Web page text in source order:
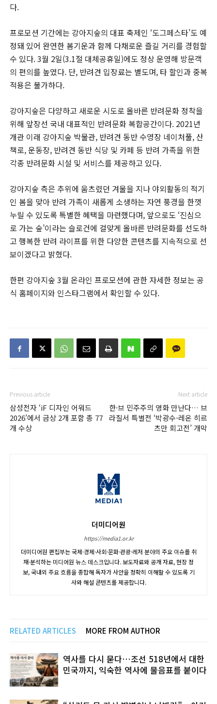
다.
프로모션 기간에는 강아지숲의 대표 축제인 ‘도그페스타’도 예
정돼 있어 완연한 봄기운과 함께 다채로운 즐길 거리를 경험할
수 있다. 3월 2일(3.1절 대체공휴일)에도 정상 운영해 방문객
의 편의를 높였다. 단, 반려견 입장료는 별도며, 타 할인과 중복
적용은 불가하다.
강아지숲은 다양하고 새로운 시도로 올바른 반려문화 정착을
위해 앞장선 국내 대표적인 반려문화 복합공간이다. 2021년
개관 이래 강아지숲 박물관, 반려견 동반 수영장 네이처풀, 산
책로, 운동장, 반려견 동반 식당 및 카페 등 반려 가족을 위한
각종 반려문화 시설 및 서비스를 제공하고 있다.
강아지숲 측은 추위에 움츠렸던 겨울을 지나 야외활동의 적기
인 봄을 맞아 반려 가족이 새롭게 소생하는 자연 풍경을 한껏
누릴 수 있도록 특별한 혜택을 마련했다며, 앞으로도 ‘진심으
로 가는 숲’이라는 슬로건에 걸맞게 올바른 반려문화를 선도하
고 행복한 반려 라이프를 위한 다양한 콘텐츠를 지속적으로 선
보이겠다고 밝혔다.
한편 강아지숲 3월 온라인 프로모션에 관한 자세한 정보는 공
식 홈페이지와 인스타그램에서 확인할 수 있다.
Previous article
삼성전자 ‘iF 디자인 어워드
2026’에서 금상 2개 포함 총 77
개 수상
Next article
한·브 민주주의 영화 만난다… 브
라질서 특별전 ‘박광수-레온 히르
츠만 회고전’ 개막
더미디어원
https://media1.or.kr
더미디어원 편집부는 국제·경제·사회·문화·관광·레저 분야의 주요 이슈를 취
재·분석하는 미디어원 뉴스 데스크입니다. 보도자료와 공개 자료, 현장 정
보, 국내외 주요 흐름을 종합해 독자가 사안을 정확히 이해할 수 있도록 기
사와 해설 콘텐츠를 제공합니다.
RELATED ARTICLES MORE FROM AUTHOR
역사를 다시 묻다…조선 518년에서 대한
민국까지, 익숙한 역사에 물음표를 붙이다